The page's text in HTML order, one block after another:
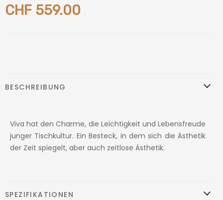
CHF 559.00
BESCHREIBUNG
Viva hat den Charme, die Leichtigkeit und Lebensfreude
junger Tischkultur. Ein Besteck, in dem sich die Ästhetik
der Zeit spiegelt, aber auch zeitlose Ästhetik.
SPEZIFIKATIONEN